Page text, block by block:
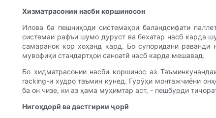
Хизматрасонии насби коршиносон
Илова ба пешниҳоди системаҳои баландсифати
системаи рафъи шумо дуруст ва бехатар насб карда
самаранок кор хоҳанд кард. Бо супоридани
мувофиқи стандартҳои саноатӣ насб карда мешавад.
Бо хидматрасонии насби коршинос аз
racking-и худро таъмин кунед. Гурӯҳи монтажчиёни
ба он чизе, ки аз ҳама муҳимтар аст, - пешбурди
Нигоҳдорӣ ва дастгирии ҷорӣ